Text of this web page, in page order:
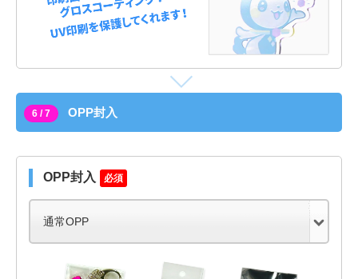
6 / 7 OPP封入
OPP封入 必須